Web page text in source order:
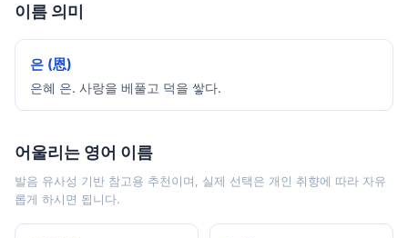
이름 의미
은 (恩)
은혜 은. 사랑을 베풀고 덕을 쌓다.
어울리는 영어 이름
발음 유사성 기반 참고용 추천이며, 실제 선택은 개인 취향에 따라 자유
롭게 하시면 됩니다.